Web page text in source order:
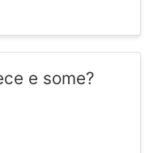
e some?